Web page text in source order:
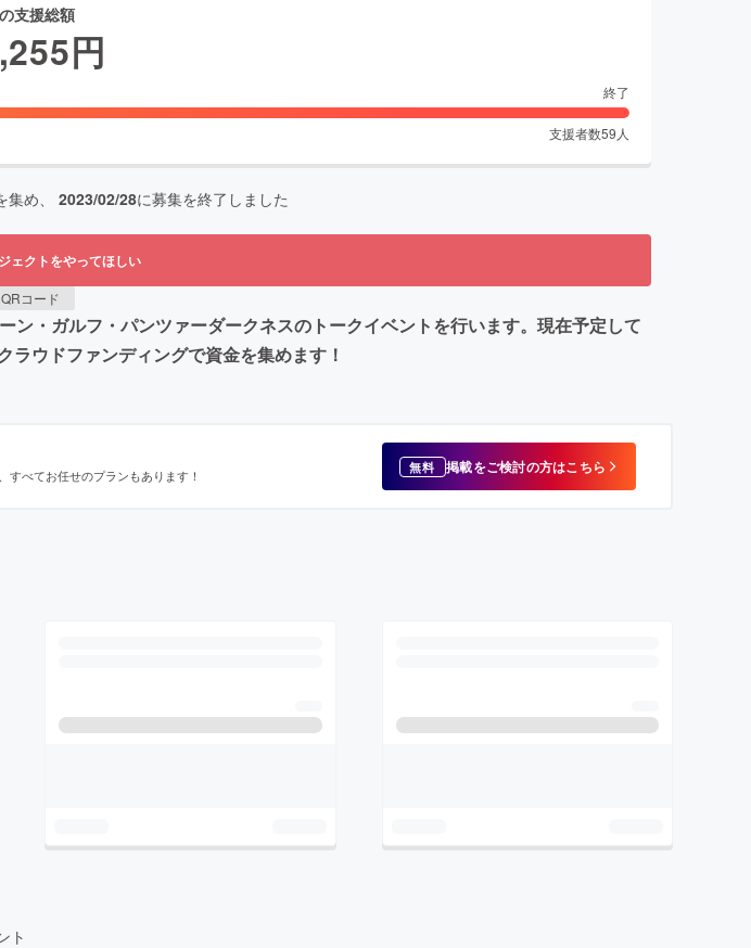
支援総額
円
終了
支援者数59 人
集め、 2023/02/28に募集を終了しました
ェクトをやってほしい
QRコード
・ガルフ・パンツァーダークネスのトークイベントを行います。現在予定して
ウドファンディングで資金を集めます！
べてお任せのプランもあります！ 無料 掲載をご検討の方はこちら
ト